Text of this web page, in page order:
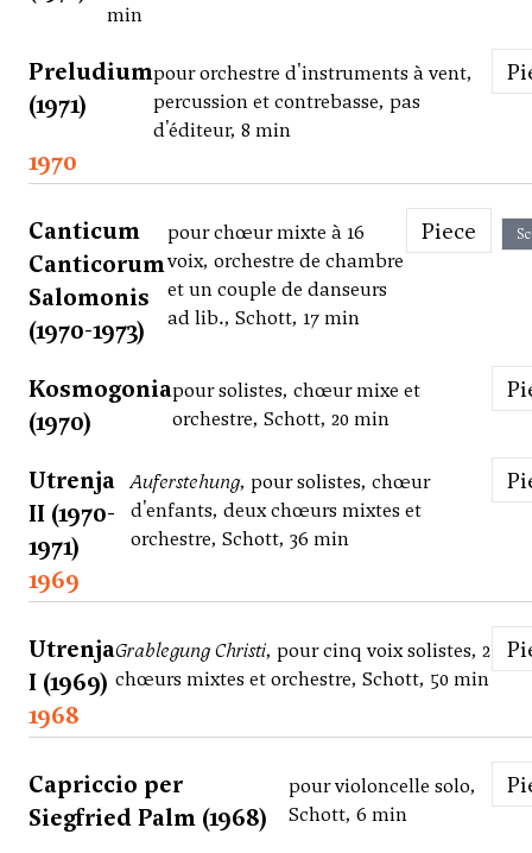
min
Preludium
(1971)
pour orchestre d'instruments à vent,
percussion et contrebasse, pas
d'éditeur, 8 min
1970
Canticum
Canticorum
Salomonis
(1970-1973)
pour chœur mixte à 16
voix, orchestre de chambre
et un couple de danseurs
ad lib., Schott, 17 min
Piece
Kosmogonia
(1970)
pour solistes, chœur mixe et
orchestre, Schott, 20 min
Utrenja
II (1970-
1971)
Auferstehung, pour solistes, chœur
d'enfants, deux chœurs mixtes et
orchestre, Schott, 36 min
1969
Utrenja
I (1969)
Grablegung Christi, pour cinq voix solistes, 2
chœurs mixtes et orchestre, Schott, 50 min
1968
Capriccio per
Siegfried Palm (1968)
pour violoncelle solo,
Schott, 6 min